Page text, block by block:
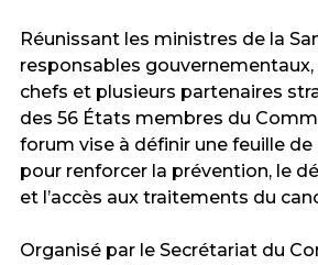
‎Réunissant les ministres de la
responsables
chefs et plusieurs partenaires
des 56 États membres du
forum vise à définir une feuille
pour renforcer la prévention, le
et l’accès aux traitements du
‎Organisé par le Secrétariat du